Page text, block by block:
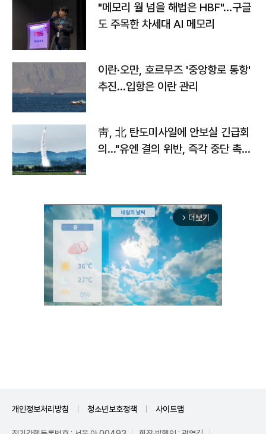
"메모리 월 넘을 해법은 HBF"…구글
도 주목한 차세대 AI 메모리
이란·오만, 호르무즈 '중앙항로 통항'
추진…입항은 이란 관리
靑, 北 탄도미사일에 안보실 긴급회
의…"유엔 결의 위반, 즉각 중단 촉
arrow_forward_ios 더보기
개인정보처리방침 청소년보호정책 사이트맵